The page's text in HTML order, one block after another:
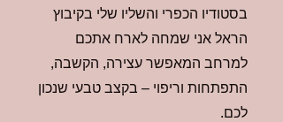
בסטודיו הכפרי והשליו שלי בקיבוץ
הראל אני שמחה לארח אתכם
למרחב המאפשר עצירה, הקשבה,
התפתחות וריפוי – בקצב טבעי שנכון
לכם.